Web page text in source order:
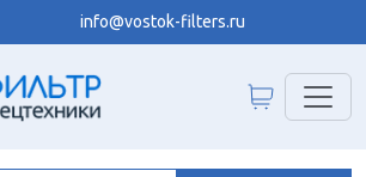
info@vostok-filters.ru